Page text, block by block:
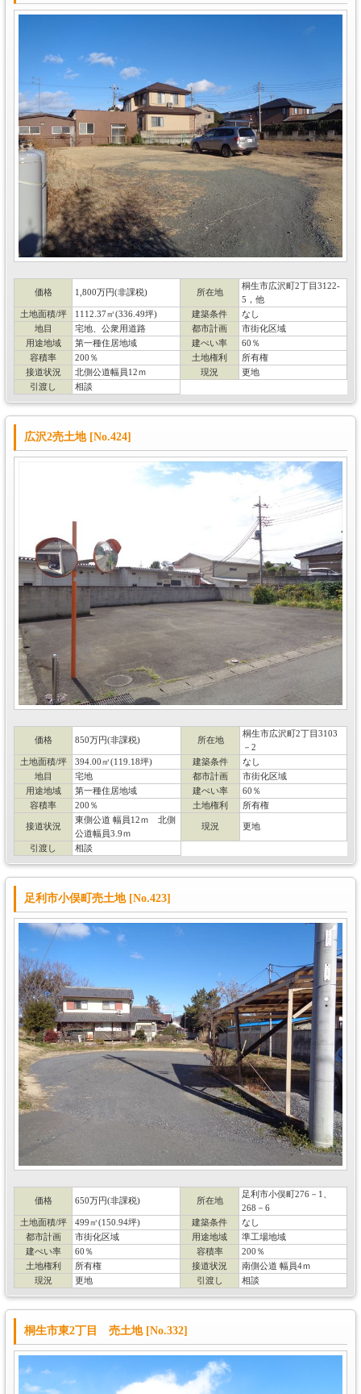
価格 1,800万円(非課税) 所在地
桐生市広沢町2丁目3122-
5，他
土地面積/坪
1112.37㎡(336.49坪) 建築条件
なし
地目
宅地、公衆用道路 都市計画
市街化区域
用途地域
第一種住居地域 建ぺい率
60％
容積率
200％ 土地権利
所有権
接道状況
北側公道幅員12ｍ 現況
更地
引渡し
相談
広沢2売土地 [No.424]
価格 850万円(非課税) 所在地
桐生市広沢町2丁目3103
－2
土地面積/坪
394.00㎡(119.18坪) 建築条件
なし
地目
宅地 都市計画
市街化区域
用途地域
第一種住居地域 建ぺい率
60％
容積率
200％ 土地権利 所有権
接道状況
東側公道 幅員12ｍ 北側
公道幅員3.9ｍ
現況 更地
引渡し 相談
足利市小俣町売土地 [No.423]
価格 650万円(非課税) 所在地
足利市小俣町276－1、
268－6
土地面積/坪
499㎡(150.94坪) 建築条件
なし
都市計画
市街化区域 用途地域
準工場地域
建ぺい率
60％ 容積率
200％
土地権利
所有権 接道状況
南側公道 幅員4ｍ
現況
更地 引渡し 相談
桐生市東2丁目 売土地 [No.332]